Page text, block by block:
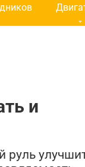
и
руль